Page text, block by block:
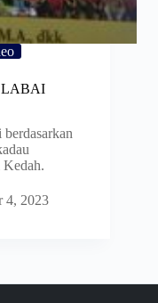
LABAI
Kedah.
4, 2023